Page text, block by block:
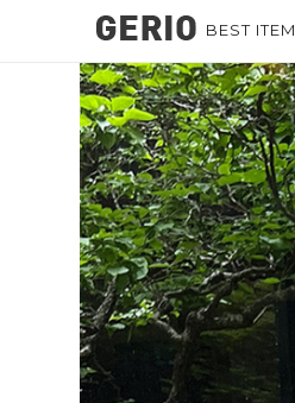
BEST ITEM